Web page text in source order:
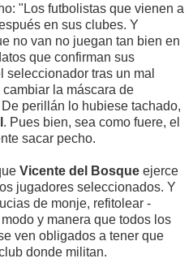
"Los futbolistas que vienen a
en sus clubes. Y
no van no juegan tan bien en
que confirman sus
seleccionador tras un mal
la máscara de
perillán lo hubiese tachado,
. Pues bien, sea como fuere, el
sacar pecho.
Vicente del Bosque ejerce
jugadores seleccionados. Y
de monje, refitolear -
y manera que todos los
ven obligados a tener que
donde militan.